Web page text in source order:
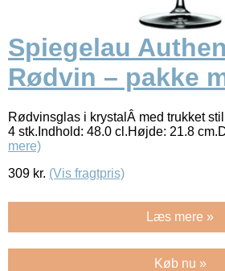
Spiegelau
Rødvin – pakke
Rødvinsglas i krystalÂ med trukket
4 stk.Indhold: 48.0 cl.Højde: 21.8
mere)
309 kr. (Vis fragtpris)
Læs mere »
Køb nu »